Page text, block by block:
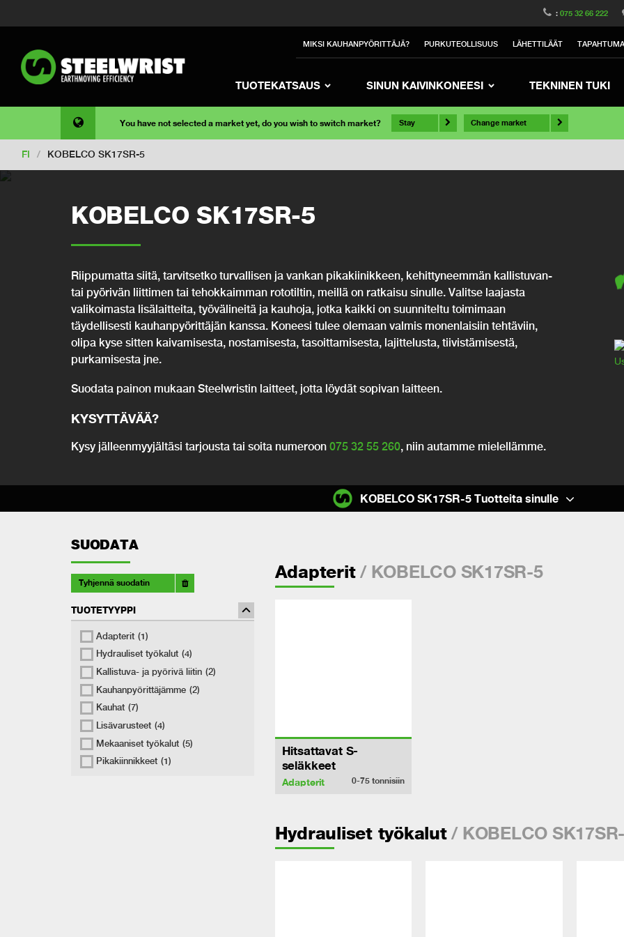
:075 32 66 222
MIKSI KAUHANPYÖRITTÄJÄ? PURKUTEOLLISUUS LÄHETTILÄÄT
TUOTEKATSAUS SINUN KAIVINKONEESI TEKNINEN TUKI
You have not selected a market yet, do you wish to switch market? Stay Change market
FI / KOBELCO SK17SR-5
KOBELCO SK17SR-5
Riippumatta siitä, tarvitsetko turvallisen ja vankan pikakiinikkeen, kehittyneemmän kallistuvan-
tai pyörivän liittimen tai tehokkaimman rototiltin, meillä on ratkaisu sinulle. Valitse laajasta
valikoimasta lisälaitteita, työvälineitä ja kauhoja, jotka kaikki on suunniteltu toimimaan
täydellisesti kauhanpyörittäjän kanssa. Koneesi tulee olemaan valmis monenlaisiin tehtäviin,
olipa kyse sitten kaivamisesta, nostamisesta, tasoittamisesta, lajittelusta, tiivistämisestä,
purkamisesta jne.
Suodata painon mukaan Steelwristin laitteet, jotta löydät sopivan laitteen.
KYSYTTÄVÄÄ?
Kysy jälleenmyyjältäsi tarjousta tai soita numeroon 075 32 55 260, niin autamme mielellämme.
SUODATA
Tyhjennä suodatin
TUOTETYYPPI
Adapterit (1)
Hydrauliset työkalut (4)
Kallistuva- ja pyörivä liitin (2)
Kauhanpyörittäjämme (2)
Kauhat (7)
Lisävarusteet (4)
Mekaaniset työkalut (5)
Pikakiinnikkeet (1)
Adapterit/ KOBELCO SK17SR-5
Hitsattavat S-
seläkkeet
Adapterit 0-75tonnisiin
Hydrauliset työkalut/ KOBELCO
KOBELCO SK17SR-5 Tuotteita sinulle